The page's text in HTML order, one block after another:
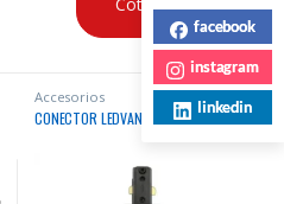
Accesorios
CONECTOR LEDVANCE X BLACK
facebook
instagram
linkedin